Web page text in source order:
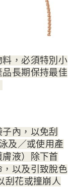
，必須特別小
長期保持最佳
內，以免刮
及／或使用產
液）除下首
以及引致脫色
刮花或撞崩人